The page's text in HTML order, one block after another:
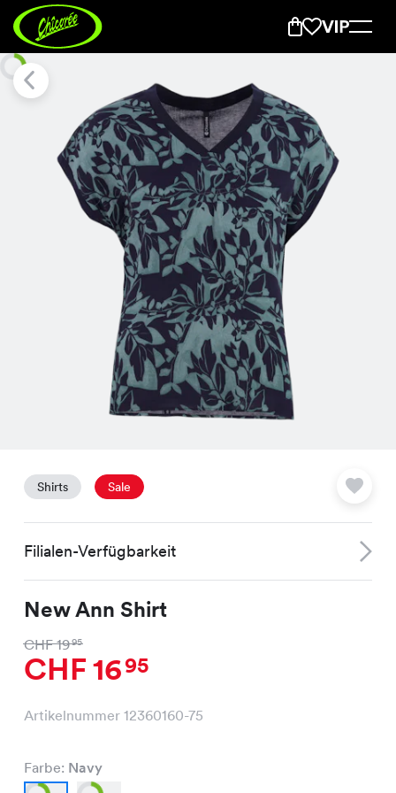
New Ann Shirt
Shirts Sale
Filialen-Verfügbarkeit
New Ann Shirt
CHF 1995
CHF 1695
Artikelnummer 12360160-75
Farbe: Navy